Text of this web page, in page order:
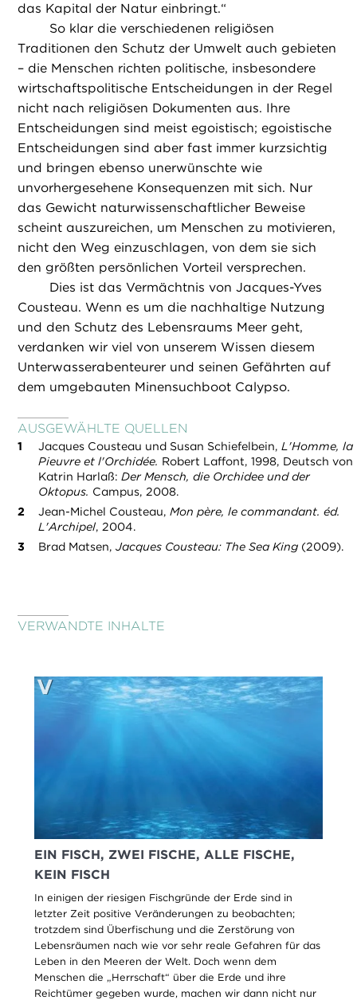
das Kapital der Natur einbringt.“
So klar die verschiedenen religiösen
Traditionen den Schutz der Umwelt auch gebieten
– die Menschen richten politische, insbesondere
wirtschaftspolitische Entscheidungen in der Regel
nicht nach religiösen Dokumenten aus. Ihre
Entscheidungen sind meist egoistisch; egoistische
Entscheidungen sind aber fast immer kurzsichtig
und bringen ebenso unerwünschte wie
unvorhergesehene Konsequenzen mit sich. Nur
das Gewicht naturwissenschaftlicher Beweise
scheint auszureichen, um Menschen zu motivieren,
nicht den Weg einzuschlagen, von dem sie sich
den größten persönlichen Vorteil versprechen.
Dies ist das Vermächtnis von Jacques-Yves
Cousteau. Wenn es um die nachhaltige Nutzung
und den Schutz des Lebensraums Meer geht,
verdanken wir viel von unserem Wissen diesem
Unterwasserabenteurer und seinen Gefährten auf
dem umgebauten Minensuchboot Calypso.
AUSGEWÄHLTE QUELLEN
Jacques Cousteau und Susan Schiefelbein, L'Homme, la
Pieuvre et l'Orchidée. Robert Laffont, 1998, Deutsch von
Katrin Harlaß: Der Mensch, die Orchidee und der
Oktopus. Campus, 2008.
Jean-Michel Cousteau, Mon père, le commandant. éd.
L'Archipel, 2004.
Brad Matsen, Jacques Cousteau: The Sea King(2009).
VERWANDTE INHALTE
EIN FISCH, ZWEI FISCHE, ALLE FISCHE,
KEIN FISCH
In einigen der riesigen Fischgründe der Erde sind in
letzter Zeit positive Veränderungen zu beobachten;
trotzdem sind Überfischung und die Zerstörung von
Lebensräumen nach wie vor sehr reale Gefahren für das
Leben in den Meeren der Welt. Doch wenn dem
Menschen die „Herrschaft“ über die Erde und ihre
Reichtümer gegeben wurde, machen wir dann nicht nur